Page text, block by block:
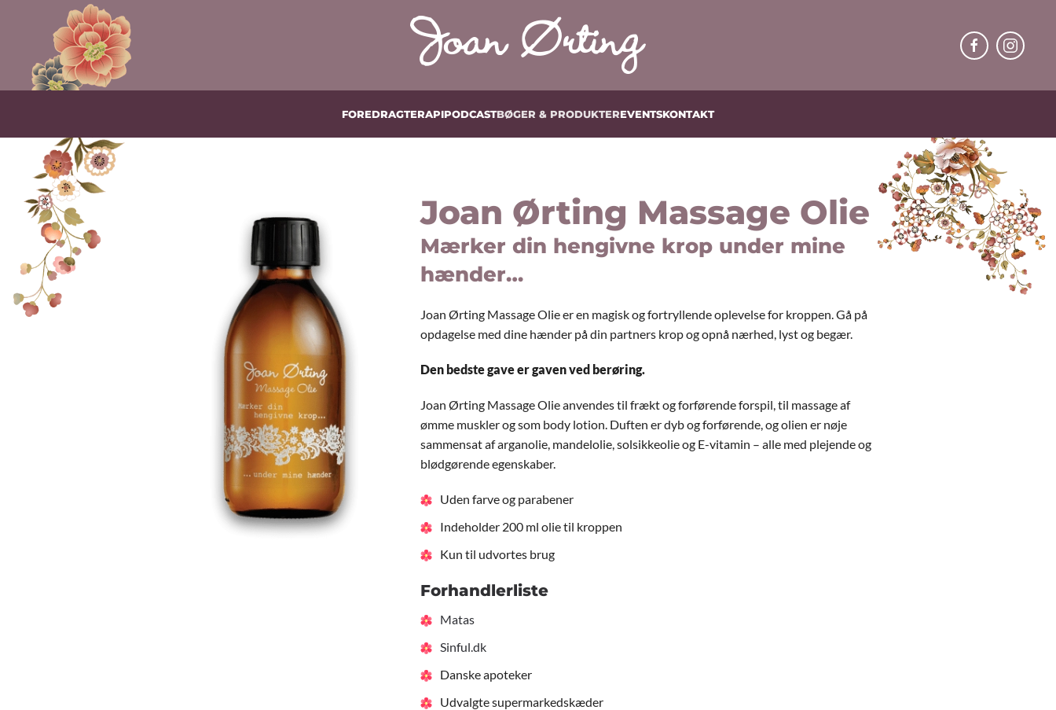
Gå til hovedindhold
FOREDRAGTERAPIPODCASTBØGER & PRODUKTEREVENTSKONTAKT
Joan Ørting Massage Olie
Mærker din hengivne krop under mine
hænder…
Joan Ørting Massage Olie er en magisk og fortryllende oplevelse for kroppen. Gå på
opdagelse med dine hænder på din partners krop og opnå nærhed, lyst og begær.
Den bedste gave er gaven ved berøring.
Joan Ørting Massage Olie anvendes til frækt og forførende forspil, til massage af
ømme muskler og som body lotion. Duften er dyb og forførende, og olien er nøje
sammensat af arganolie, mandelolie, solsikkeolie og E-vitamin – alle med plejende og
blødgørende egenskaber.
Uden farve og parabener
Indeholder 200 ml olie til kroppen
Kun til udvortes brug
Forhandlerliste
Matas
Sinful.dk
Danske apoteker
Udvalgte supermarkedskæder